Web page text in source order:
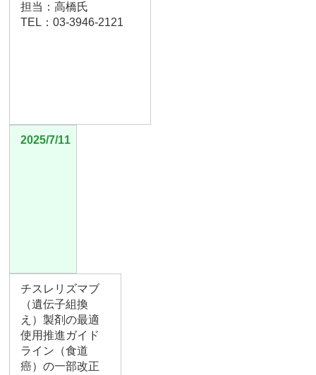
担当：高橋氏
TEL：03-3946-2121
2025/7/11
チスレリズマブ
（遺伝子組換
え）製剤の最適
使用推進ガイド
ライン（食道
癌）の一部改正